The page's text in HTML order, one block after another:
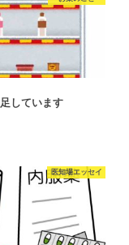
しています
医知場エッセイ